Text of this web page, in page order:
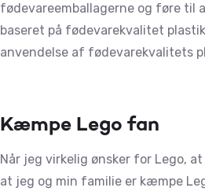
fødevareemballagerne og føre til
baseret på fødevarekvalitet
anvendelse af fødevarekvalitets
Kæmpe Lego fan
Når jeg virkelig ønsker for Lego,
at jeg og min familie er kæmpe